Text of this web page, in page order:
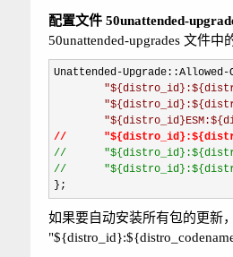
配置文件 50unattended-
50unattended-upgrades 文件中
Unattended-Upgrade::Allowed-
"
"
"
//
//
};
如果要自动安装所有包的更新